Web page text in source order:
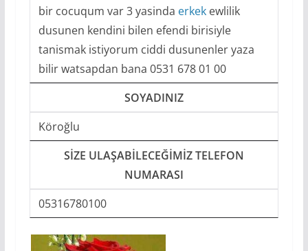
bir cocuqum var 3 yasinda erkekewlilik
dusunen kendini bilen efendi birisiyle
tanismak istiyorum ciddi dusunenler yaza
bilir watsapdan bana 0531 678 01 00
SOYADINIZ
Köroğlu
SIZE ULAŞABILECEĞIMIZ TELEFON
NUMARASI
05316780100